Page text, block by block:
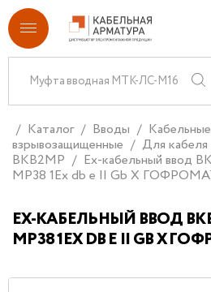
Каталог Вводы
взрывозащищенные
Для кабеля
ВКВ2МР
Ех-кабельный
МР38 1Ex db e II Gb X
ЕХ-КАБЕЛЬНЫЙ ВВОД
МР38 1EX DB E II GB X